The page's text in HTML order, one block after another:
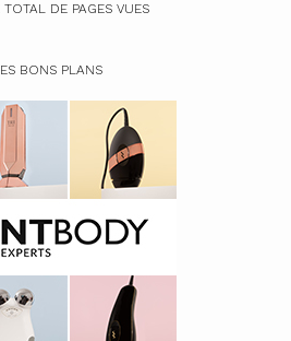
DE PAGES VUES
BONS PLANS